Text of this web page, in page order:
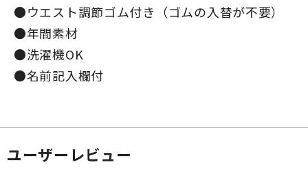
●ウエスト調節ゴム付き（ゴムの入替が不要）
●年間素材
●洗濯機OK
●名前記入欄付
ユーザーレビュー